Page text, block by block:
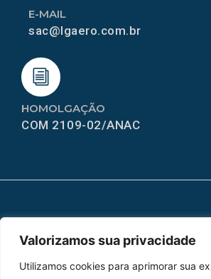
Valorizamos sua privacidade
Utilizamos cookies para aprimorar sua
HOMOLGAÇÃO
COM 2109-02/ANAC
E-MAIL
sac@lgaero.com.br
Home